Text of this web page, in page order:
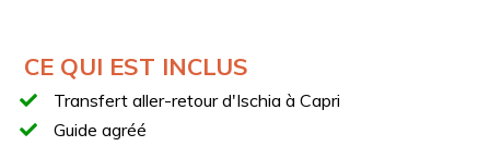
CE QUI EST INCLUS
Transfert aller-retour d'Ischia à Capri
Guide agréé